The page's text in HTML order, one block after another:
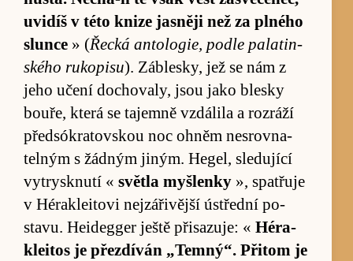
uvi­díš v této knize jasněji než za plného
slunce » (Řecká an­to­logie, podle pala­tin­
ského ru­kopisu). Zábles­ky, jež se nám z
jeho učení do­chovaly, jsou jako blesky
bouře, která se tajemně vzdá­lila a roz­ráží
před­sókra­tov­skou noc ohněm ne­srovna­
telným s žádným ji­ným. Hegel, sle­du­jící
vy­trysknutí « světla myš­lenky », spat­řuje
v Héra­klei­tovi nejzá­ři­vější ústřední po­
stavu. Hei­degger ještě při­sazuje: « Héra­
klei­tos je pře­zdíván „Tem­ný“. Při­tom je